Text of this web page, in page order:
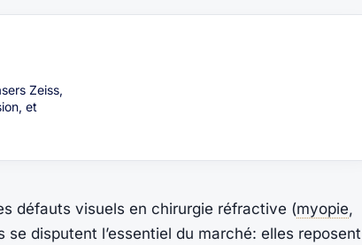
Zeiss,
et
défauts visuels en chirurgie réfractive (myopie,
disputent l’essentiel du marché: elles reposent